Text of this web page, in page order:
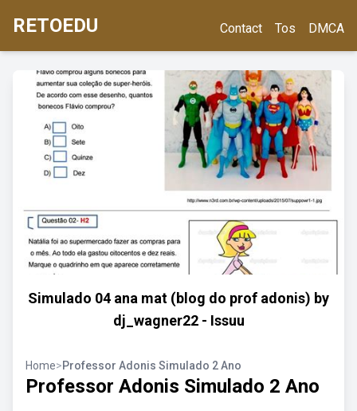
RETOEDU Contact Tos DMCA
Simulado 04 ana mat (blog do prof adonis) by
dj_wagner22 - Issuu
Home>Professor Adonis Simulado 2 Ano
Professor Adonis Simulado 2 Ano